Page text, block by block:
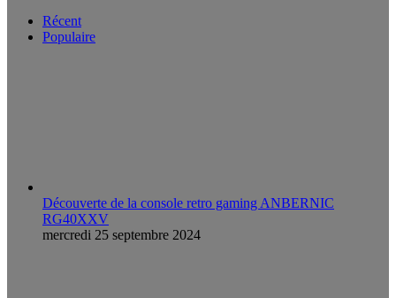
Récent
Populaire
Découverte de la console retro gaming ANBERNIC
RG40XXV
mercredi 25 septembre 2024